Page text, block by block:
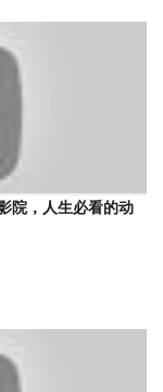
院，人生必看的动